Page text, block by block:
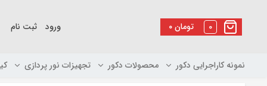
۰تومان 0 ورود ثبت نام
نمونه کاراجرایی دکور محصولات دکور تجهیزات نور پردازی